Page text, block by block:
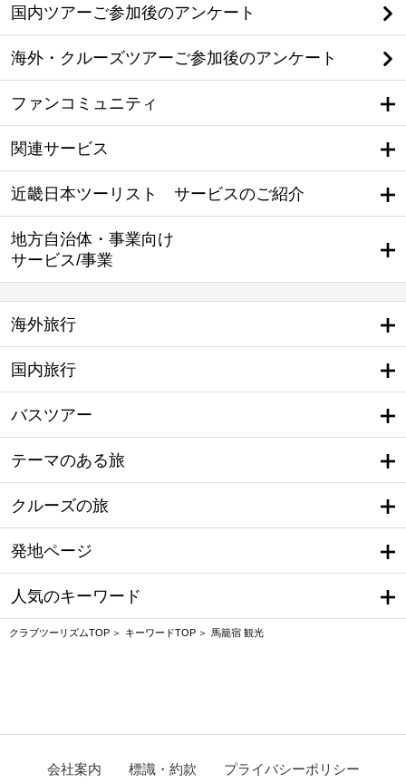
国内ツアーご参加後のアンケート
海外・クルーズツアーご参加後のアンケート
ファンコミュニティ
関連サービス
近畿日本ツーリスト サービスのご紹介
地方自治体・事業向け
サービス/事業
海外旅行
国内旅行
バスツアー
テーマのある旅
クルーズの旅
発地ページ
人気のキーワード
クラブツーリズムTOP キーワードTOP 馬籠宿 観光
会社案内 標識・約款 プライバシーポリシー